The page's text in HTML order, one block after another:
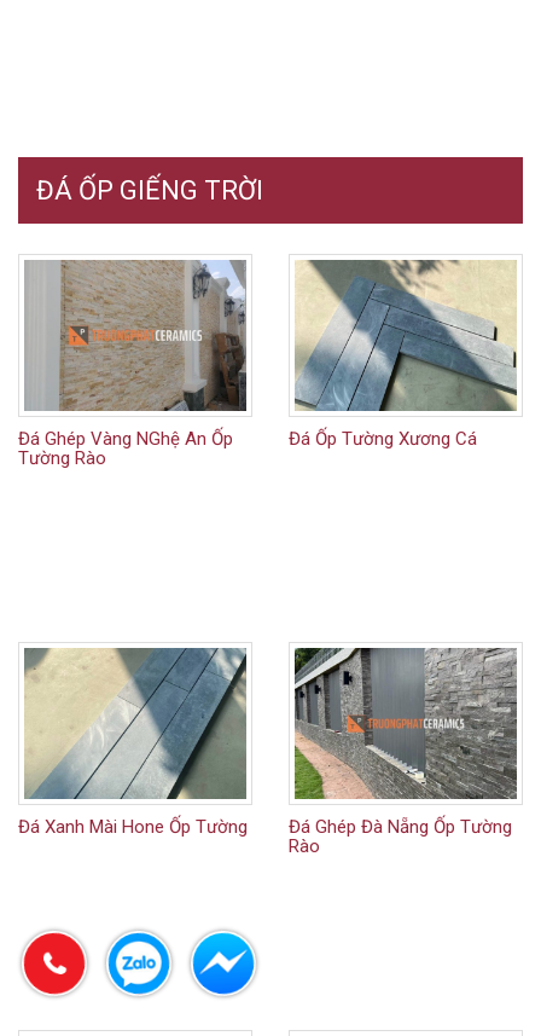
ĐÁ ỐP GIẾNG TRỜI
Đá Ghép Vàng NGhệ An Ốp
Tường Rào
Đá Ốp Tường Xương Cá
Đá Xanh Mài Hone Ốp Tường
Đá Ghép Đà Nẵng Ốp Tường
Rào